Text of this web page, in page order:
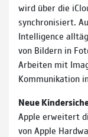
wird über die
synchronisiert.
Intelligence
von Bildern in
Arbeiten mit
Kommunikation
Neue
Apple erweitert
von Apple